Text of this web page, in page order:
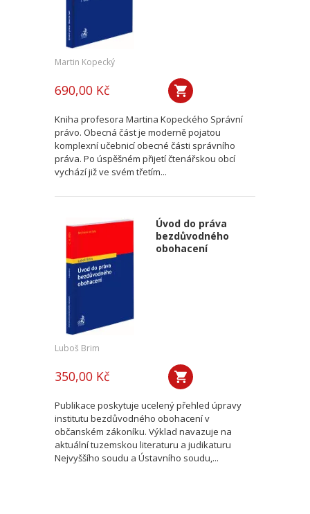
Martin Kopecký
690,00 Kč
Kniha profesora Martina Kopeckého Správní
právo. Obecná část je moderně pojatou
komplexní učebnicí obecné části správního
práva. Po úspěšném přijetí čtenářskou obcí
vychází již ve svém třetím...
Úvod do práva
bezdůvodného
obohacení
Luboš Brim
350,00 Kč
Publikace poskytuje ucelený přehled úpravy
institutu bezdůvodného obohacení v
občanském zákoníku. Výklad navazuje na
aktuální tuzemskou literaturu a judikaturu
Nejvyššího soudu a Ústavního soudu,...